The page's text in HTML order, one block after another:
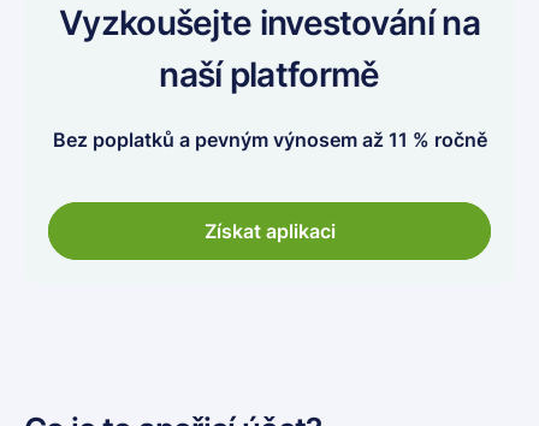
Vyzkoušejte investování na
naší platformě
Bez poplatků a pevným výnosem až 11 % ročně
Získat aplikaci